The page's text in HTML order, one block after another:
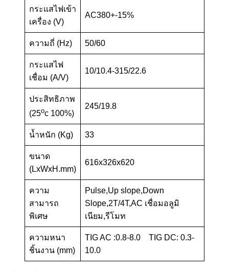
กระแสไฟเข้า
เครื่อง (V)
AC380+-15%
ความถี่ (Hz) 50/60
กระแสไฟ
เชื่อม (A/V)
10/10.4-315/22.6
ประสิทธิภาพ
(25oc 100%)
245/19.8
น้ำหนัก (Kg) 33
ขนาด
(LxWxH.mm)
616x326x620
ความ
สามารถ
พิเศษ
Pulse,Up slope,Down
Slope,2T/4T,AC เชื่อมอลูมิ
เนียม,รีโมท
ความหนา
ชิ้นงาน (mm)
TIG AC :0.8-8.0 TIG DC: 0.3-
10.0